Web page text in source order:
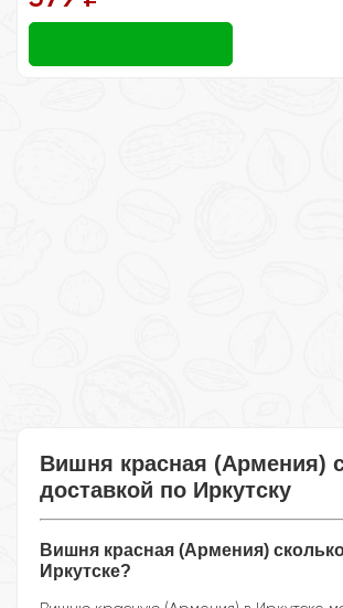
Вишня красная (Армения)
доставкой по Иркутску
Вишня красная (Армения) сколько
Иркутске?